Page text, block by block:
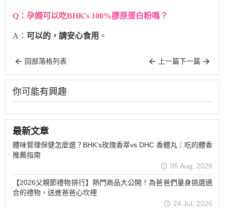
Q：孕婦可以吃BHK's 100%膠原蛋白粉嗎 ？
A： 可以的，請安心食用 。
回部落格列表 上一篇下一篇
你可能有興趣
最新文章
體味管理保健怎麼選？BHK's玫瑰香萃vs DHC 香體丸｜吃的體香
推薦指南
05 Aug, 2026
【2026父親節禮物排行】熱門商品大公開！為爸爸們量身挑選適
合的禮物，送進爸爸心坎裡
24 Jul, 2026